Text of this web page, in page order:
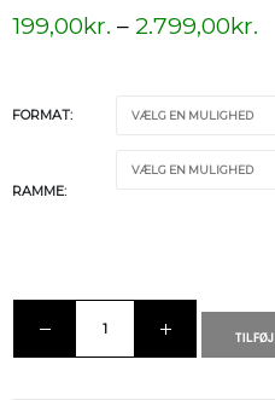
199,00kr. – 2.799,00kr.
FORMAT
RAMME